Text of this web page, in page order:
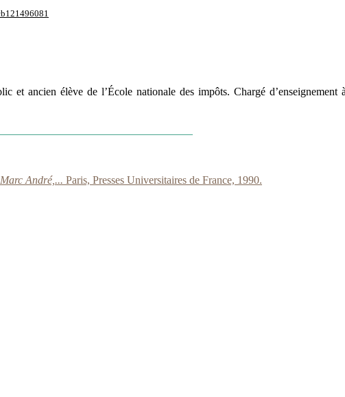
et ancien élève de l’École nationale des impôts. Chargé
André,... Paris, Presses Universitaires de France, 1990.